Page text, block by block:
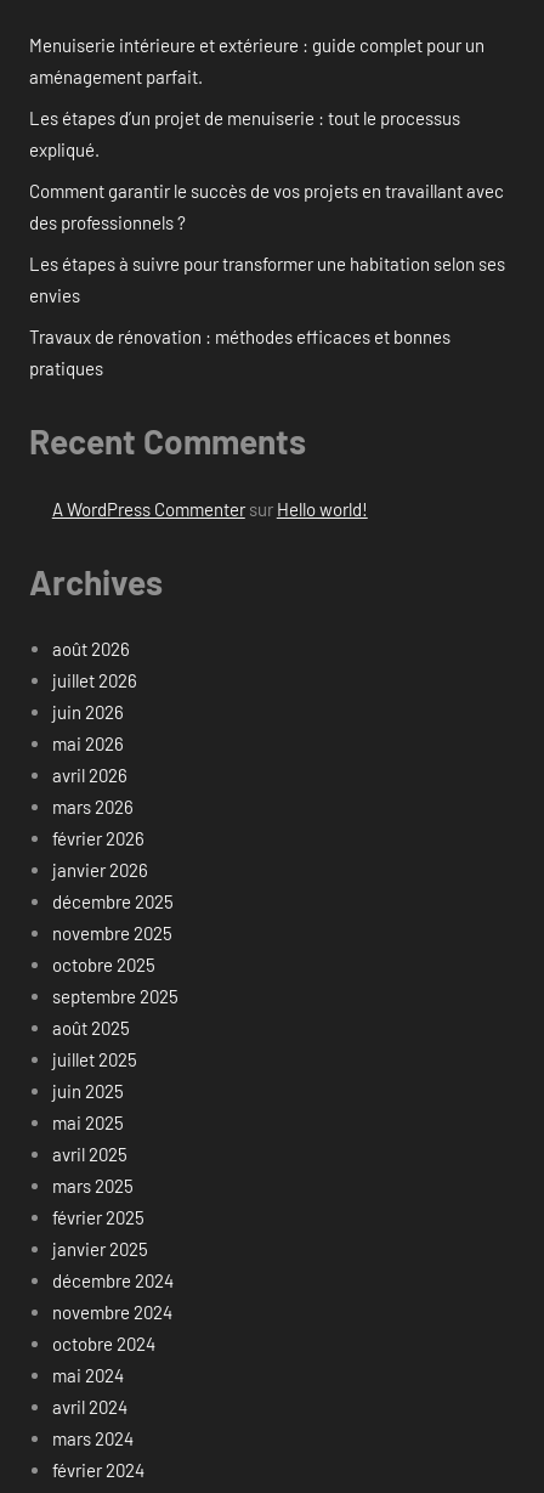
Menuiserie intérieure et extérieure : guide complet pour un
aménagement parfait.
Les étapes d’un projet de menuiserie : tout le processus
expliqué.
Comment garantir le succès de vos projets en travaillant avec
des professionnels ?
Les étapes à suivre pour transformer une habitation selon ses
envies
Travaux de rénovation : méthodes efficaces et bonnes
pratiques
Recent Comments
A WordPress Commentersur Hello world!
Archives
août 2026
juillet 2026
juin 2026
mai 2026
avril 2026
mars 2026
février 2026
janvier 2026
décembre 2025
novembre 2025
octobre 2025
septembre 2025
août 2025
juillet 2025
juin 2025
mai 2025
avril 2025
mars 2025
février 2025
janvier 2025
décembre 2024
novembre 2024
octobre 2024
mai 2024
avril 2024
mars 2024
février 2024